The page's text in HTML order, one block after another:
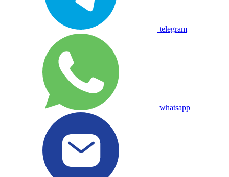
telegram
whatsapp